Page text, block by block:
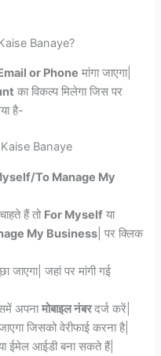
or Phone मांगा जाएगा|
का विकल्प मिलेगा जिस पर
है-
To Manage My
हैं तो For Myself या
My Business | पर क्लिक
जाएगा| जहां पर मांगी गई
अपनामोबाइल नंबरदर्ज करें|
जिसको वेरीफाई करना है|
ईमेल आईडी बना सकते हैं|